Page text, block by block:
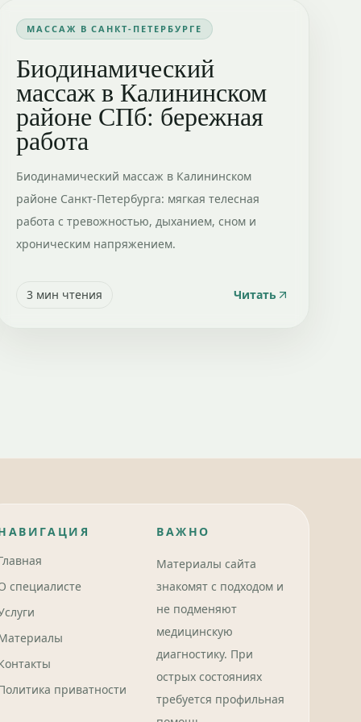
МАССАЖ В САНКТ-ПЕТЕРБУРГЕ
Биодинамический
массаж в Калининском
районе СПб: бережная
работа
Биодинамический массаж в Калининском
районе Санкт-Петербурга: мягкая телесная
работа с тревожностью, дыханием, сном и
хроническим напряжением.
3мин чтения Читать
специалисте
приватности
ВАЖНО
Материалы сайта
знакомят с подходом и
не подменяют
медицинскую
диагностику. При
острых состояниях
требуется профильная